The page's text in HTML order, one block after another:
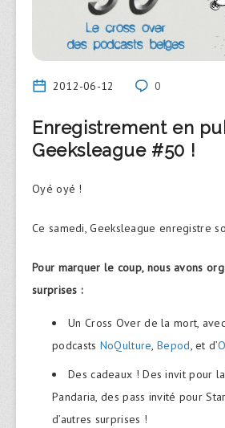
2012-06-12 0
Enregistrement en
Geeksleague #50 !
Oyé oyé !
Ce samedi, Geeksleague enregistre
Pour marquer le coup, nous avons
surprises :
Un Cross Over de la mort,
podcasts NoQulture ,Bepod , et d’
Des cadeaux ! Des invit pour
Pandaria, des pass invité pour
d’autres surprises !